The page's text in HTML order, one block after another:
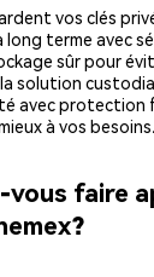
vos clés
terme avec
sûr pour
solution
avec protection
à vos besoins.
vous faire